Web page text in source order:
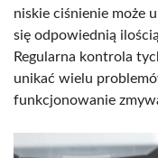
niskie ciśnienie może
się odpowiednią
Regularna kontrola
unikać wielu
funkcjonowanie